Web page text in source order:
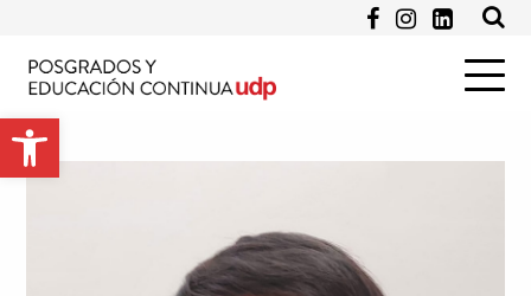
Abrir barra de herramientas
Email *